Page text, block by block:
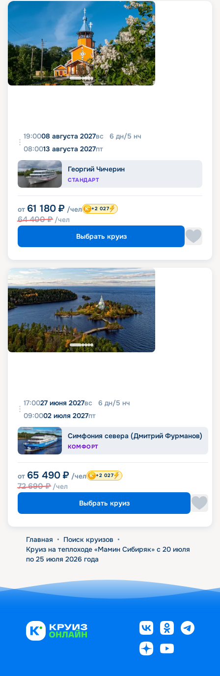
19:0008 августа 2027вс 6 дн/5 нч
08:0013 августа 2027пт
Георгий Чичерин
СТАНДАРТ
от 61 180 ₽ /чел
64 400₽ /чел
+2 027
Выбрать круиз
17:0027 июня 2027вс 6 дн/5 нч
09:0002 июля 2027пт
Симфония севера (Дмитрий Фурманов)
КОМФОРТ
от 65 490 ₽ /чел
72 690₽ /чел
+2 027
Выбрать круиз
Главная • Поиск круизов •
Круиз на теплоходе «Мамин Сибиряк» с 20 июля
по 25 июля 2026 года